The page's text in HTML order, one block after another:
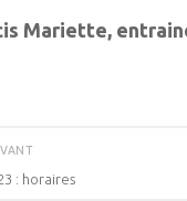
Mariette,
: horaires